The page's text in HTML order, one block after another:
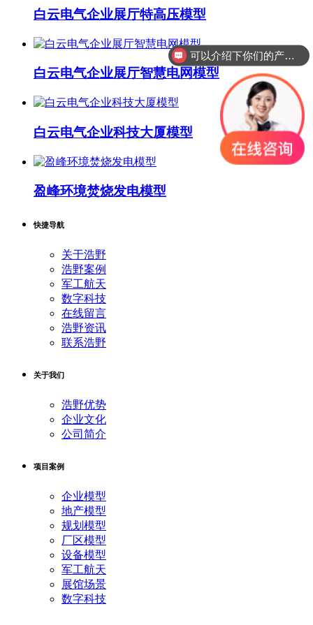
白云电气企业展厅特高压模型
白云电气企业展厅智慧电网模型
白云电气企业科技大厦模型
盈峰环境焚烧发电模型
快捷导航
关于浩野
浩野案例
军工航天
数字科技
在线留言
浩野资讯
联系浩野
关于我们
浩野优势
企业文化
公司简介
项目案例
企业模型
地产模型
规划模型
厂区模型
设备模型
军工航天
展馆场景
数字科技
可以介绍下你们的产品么？